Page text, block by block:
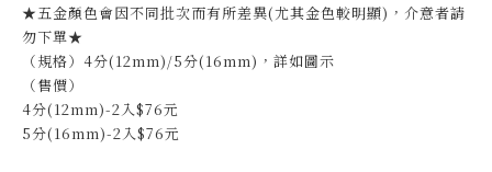
★五金顏色會因不同批次而有所差異(尤其金色較明顯)，介意者請
勿下單★
（規格）4分(12mm)/5分(16mm)，詳如圖示
（售價）
4分(12mm)-2入$76元
5分(16mm)-2入$76元